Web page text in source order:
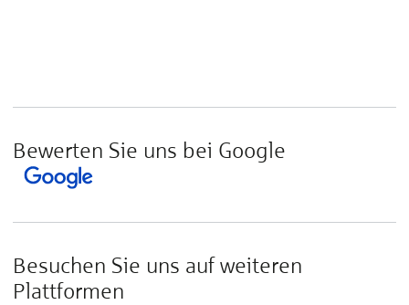
Bewerten Sie uns bei Google
Besuchen Sie uns auf weiteren
Plattformen